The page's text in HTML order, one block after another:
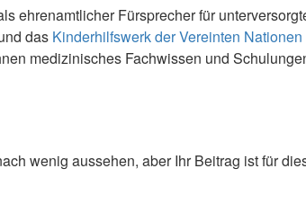
ehrenamtlicher Fürsprecher für
das Kinderhilfswerk der Vereinten
medizinisches Fachwissen und
wenig aussehen, aber Ihr Beitrag ist für